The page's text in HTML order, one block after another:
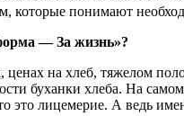
которые понимают
— За жизнь»?
на хлеб, тяжелом
буханки хлеба. На
это лицемерие. А ведь